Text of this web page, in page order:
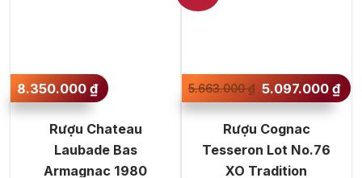
8.350.000₫
Rượu Chateau
Laubade Bas
Armagnac 1980
5.663.000₫ 5.097.000₫
Rượu Cognac
Tesseron Lot No.76
XO Tradition